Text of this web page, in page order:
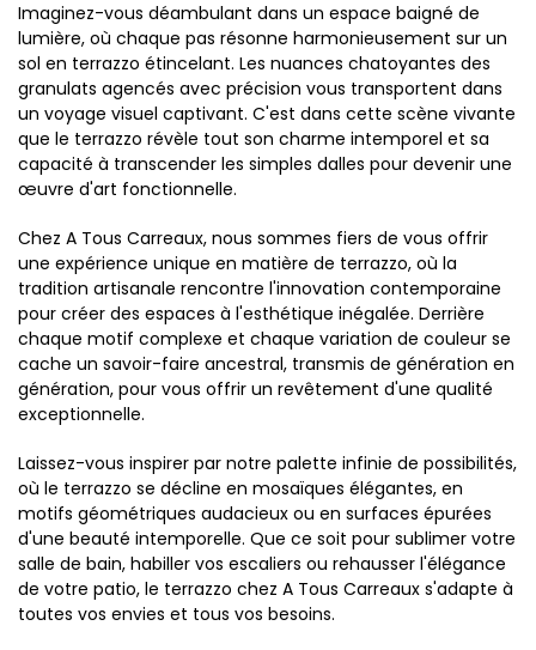
Imaginez-vous déambulant dans un espace baigné de
lumière, où chaque pas résonne harmonieusement sur un
sol en terrazzo étincelant. Les nuances chatoyantes des
granulats agencés avec précision vous transportent dans
un voyage visuel captivant. C'est dans cette scène vivante
que le terrazzo révèle tout son charme intemporel et sa
capacité à transcender les simples dalles pour devenir une
œuvre d'art fonctionnelle.
Chez A Tous Carreaux, nous sommes fiers de vous offrir
une expérience unique en matière de terrazzo, où la
tradition artisanale rencontre l'innovation contemporaine
pour créer des espaces à l'esthétique inégalée. Derrière
chaque motif complexe et chaque variation de couleur se
cache un savoir-faire ancestral, transmis de génération en
génération, pour vous offrir un revêtement d'une qualité
exceptionnelle.
Laissez-vous inspirer par notre palette infinie de possibilités,
où le terrazzo se décline en mosaïques élégantes, en
motifs géométriques audacieux ou en surfaces épurées
d'une beauté intemporelle. Que ce soit pour sublimer votre
salle de bain, habiller vos escaliers ou rehausser l'élégance
de votre patio, le terrazzo chez A Tous Carreaux s'adapte à
toutes vos envies et tous vos besoins.